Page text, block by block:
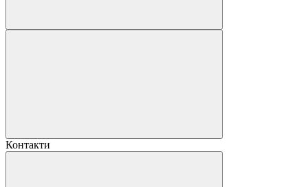
Контакти